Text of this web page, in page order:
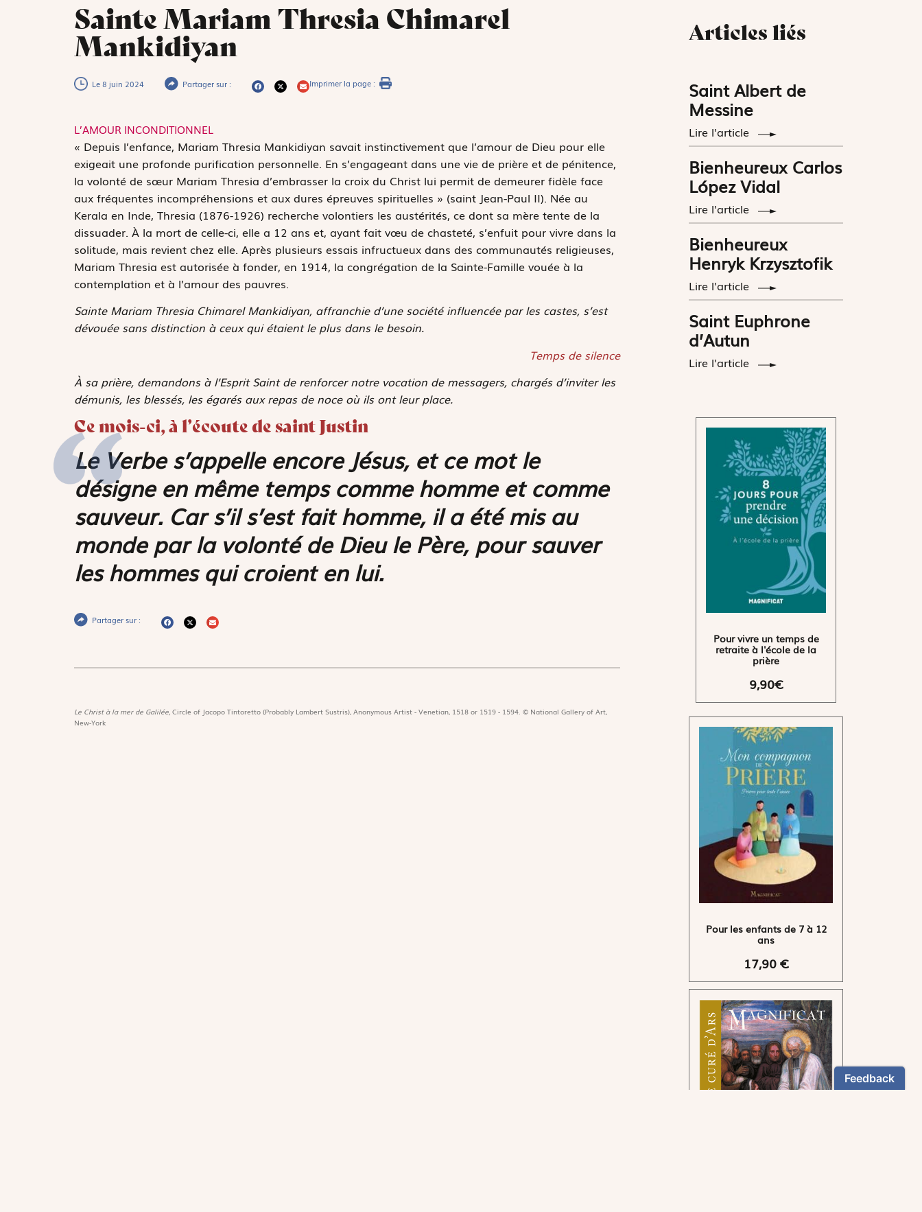
Sainte Mariam Thresia Chimarel
Mankidiyan
Le 8 juin 2024 Partager sur : Imprimer la page :
L’AMOUR INCONDITIONNEL
« Depuis l’enfance, Mariam Thresia Mankidiyan savait instinctivement que l’amour de Dieu pour elle
exigeait une profonde purification personnelle. En s’engageant dans une vie de prière et de pénitence,
la volonté de sœur Mariam Thresia d’embrasser la croix du Christ lui permit de demeurer fidèle face
aux fréquentes incompréhensions et aux dures épreuves spirituelles » (saint Jean-Paul II). Née au
Kerala en Inde, Thresia (1876-1926) recherche volontiers les austérités, ce dont sa mère tente de la
dissuader. À la mort de celle-ci, elle a 12 ans et, ayant fait vœu de chasteté, s’enfuit pour vivre dans la
solitude, mais revient chez elle. Après plusieurs essais infructueux dans des communautés religieuses,
Mariam Thresia est autorisée à fonder, en 1914, la congrégation de la Sainte-Famille vouée à la
contemplation et à l’amour des pauvres.
Sainte Mariam Thresia Chimarel Mankidiyan, affranchie d’une société influencée par les castes, s’est
dévouée sans distinction à ceux qui étaient le plus dans le besoin.
Temps de silence
À sa prière, demandons à l’Esprit Saint de renforcer notre vocation de messagers, chargés d’inviter les
démunis, les blessés, les égarés aux repas de noce où ils ont leur place.
Ce mois-ci, à l’écoute de saint Justin
Le Verbe s’appelle encore Jésus, et ce mot le
désigne en même temps comme homme et comme
sauveur. Car s’il s’est fait homme, il a été mis au
monde par la volonté de Dieu le Père, pour sauver
les hommes qui croient en lui.
Partager sur :
Le Christ à la mer de Galilée, Circle of Jacopo Tintoretto (Probably Lambert Sustris), Anonymous Artist - Venetian, 1518 or 1519 - 1594. © National Gallery of Art,
New-York
Articles liés
Saint Albert de
Messine
Lire l'article
Bienheureux Carlos
López Vidal
Lire l'article
Bienheureux
Henryk Krzysztofik
Lire l'article
Saint Euphrone
d’Autun
Lire l'article
Pour vivre un temps de
retraite à l'école de la
prière
9,90€
Pour les enfants de 7 à 12
ans
17,90 €